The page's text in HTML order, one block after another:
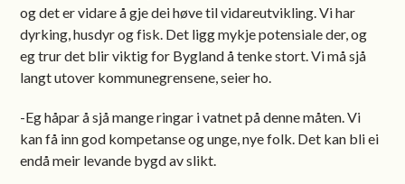
og det er vidare å gje dei høve til vidareutvikling. Vi har
dyrking, husdyr og fisk. Det ligg mykje potensiale der, og
eg trur det blir viktig for Bygland å tenke stort. Vi må sjå
langt utover kommunegrensene, seier ho.
-Eg håpar å sjå mange ringar i vatnet på denne måten. Vi
kan få inn god kompetanse og unge, nye folk. Det kan bli ei
endå meir levande bygd av slikt.